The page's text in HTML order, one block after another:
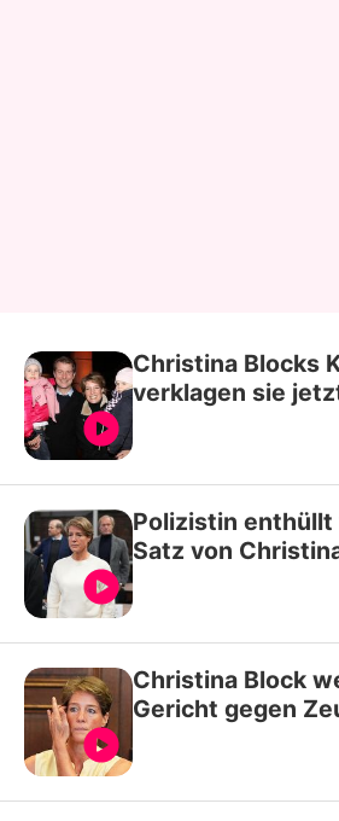
Christina Blocks
verklagen sie
Polizistin
Satz von
Christina Block
Gericht gegen